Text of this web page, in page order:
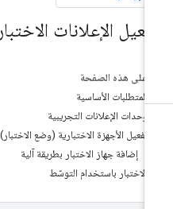
الإعلانات الاختبارية
على هذه الصفحة
المتطلبات الأساسية
وحدات الإعلانات التجريبية
تفعيل الأجهزة الاختبارية (وضع الاختبار)
إضافة جهاز الاختبار بطريقة آلية
الاختبار باستخدام التوسّط